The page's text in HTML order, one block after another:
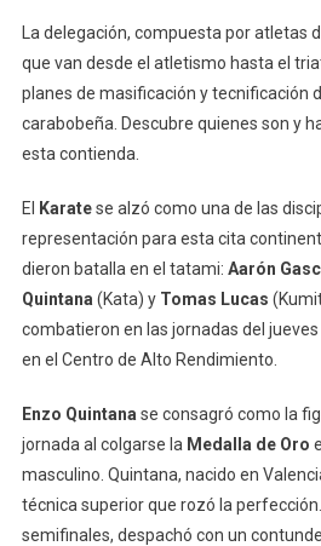
La delegación, compuesta por atletas
que van desde el atletismo hasta el
planes de masificación y tecnificación
carabobeña. Descubre quienes son y
esta contienda.
El Karatese alzó como una de las
representación para esta cita
dieron batalla en el tatami: Aarón
Quintana (Kata) y Tomas Lucas
combatieron en las jornadas del jueves
en el Centro de Alto Rendimiento.
Enzo Quintana se consagró como la
jornada al colgarse la Medalla de Oro
masculino. Quintana, nacido en
técnica superior que rozó la
semifinales, despachó con un